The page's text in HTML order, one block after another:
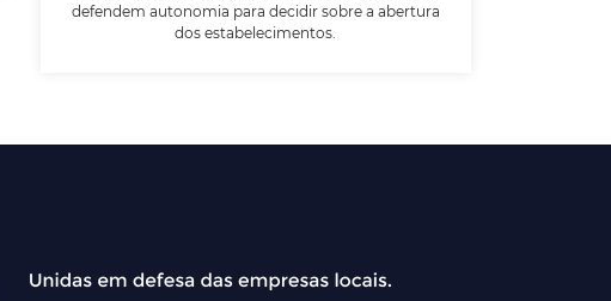
defendem autonomia para decidir sobre a abertura
dos estabelecimentos.